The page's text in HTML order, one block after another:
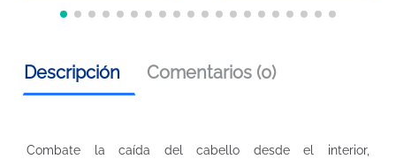
Descripción Comentarios (0)
Combate la caída del cabello desde el interior,